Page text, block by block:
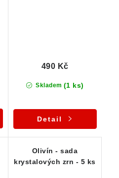
Skladem (1 ks)
490 Kč
Detail
Olivín - sada
krystalových zrn - 5 ks